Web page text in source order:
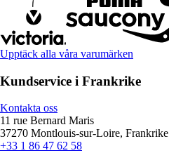
Upptäck alla våra varumärken
Kundservice i Frankrike
Kontakta oss
11 rue Bernard Maris
37270 Montlouis-sur-Loire, Frankrike
+33 1 86 47 62 58